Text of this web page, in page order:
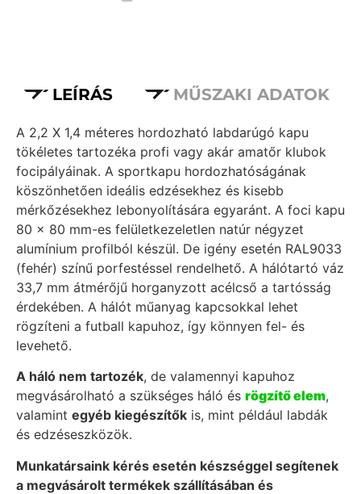
LEÍRÁS MŰSZAKI ADATOK
A 2,2 X 1,4 méteres hordozható labdarúgó kapu
tökéletes tartozéka profi vagy akár amatőr klubok
focipályáinak. A sportkapu hordozhatóságának
köszönhetően ideális edzésekhez és kisebb
mérkőzésekhez lebonyolítására egyaránt. A foci kapu
80 x 80 mm-es felületkezeletlen natúr négyzet
alumínium profilból készül. De igény esetén RAL9033
(fehér) színű porfestéssel rendelhető. A hálótartó váz
33,7 mm átmérőjű horganyzott acélcső a tartósság
érdekében. A hálót műanyag kapcsokkal lehet
rögzíteni a futball kapuhoz, így könnyen fel- és
levehető.
A háló nem tartozék, de valamennyi kapuhoz
megvásárolható a szükséges háló és rögzítő elem,
valamint egyéb kiegészítők is, mint például labdák
és edzéseszközök.
Munkatársaink kérés esetén készséggel segítenek
a megvásárolt termékek szállításában és